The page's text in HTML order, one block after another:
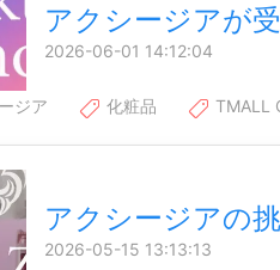
アクシージアが
2026-06-01 14:12:04
ジア 化粧品 TMALL
アクシージアの
2026-05-15 13:13:13